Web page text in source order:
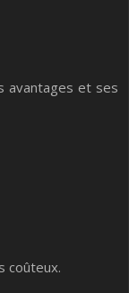
avantages et ses
coûteux.